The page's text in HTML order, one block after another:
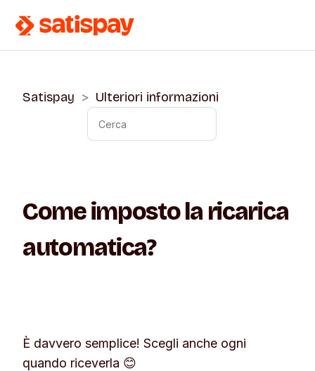
Satispay Ulteriori informazioni
Come imposto la ricarica
automatica?
È davvero semplice! Scegli anche ogni
quando riceverla 😊